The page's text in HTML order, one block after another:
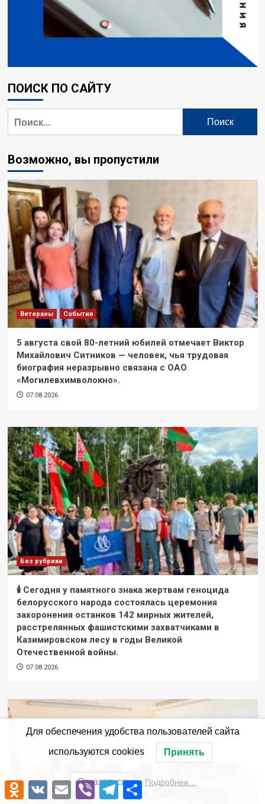
ПОИСК ПО САЙТУ
Возможно, вы пропустили
Ветераны События
5 августа свой 80-летний юбилей отмечает Виктор
Михайлович Ситников — человек, чья трудовая
биография неразрывно связана с ОАО
«Могилевхимволокно».
07.08.2026
Без рубрики
🕯 Сегодня у памятного знака жертвам геноцида
белорусского народа состоялась церемония
захоронения останков 142 мирных жителей,
расстрелянных фашистскими захватчиками в
Казимировском лесу в годы Великой
Отечественной войны.
07.08.2026
Odnoklassniki
VK EmailViberTelegramОтправить
Для обеспечения удобства пользователей сайта
используются cookies Принять
Отказаться Подробнее…